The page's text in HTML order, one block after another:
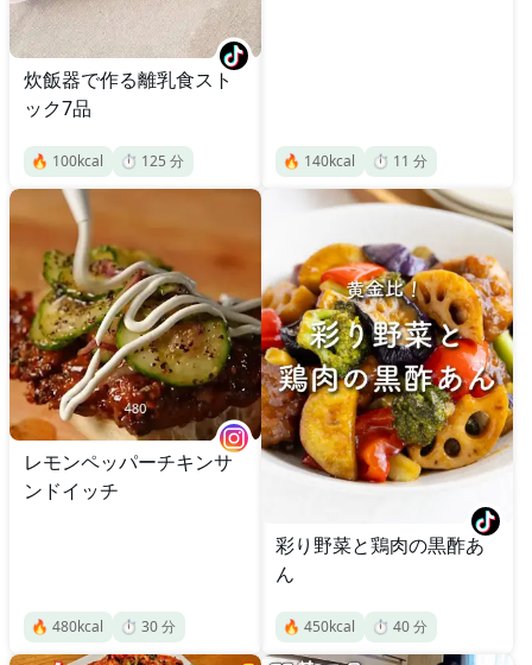
炊飯器で作る離乳食スト
ック7品
🔥 100kcal ⏱️ 125 分 🔥 140kcal ⏱️ 11 分
レモンペッパーチキンサ
ンドイッチ
🔥 480kcal ⏱️ 30分
彩り野菜と鶏肉の黒酢あ
ん
🔥 450kcal ⏱️ 40分